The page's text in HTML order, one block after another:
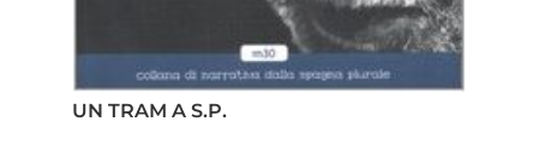
UN TRAM A S.P.